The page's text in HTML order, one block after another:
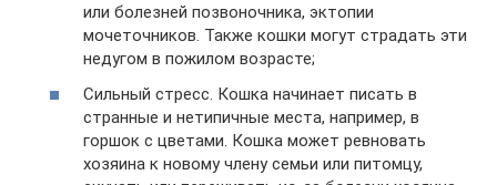
или болезней позвоночника, эктопии
мочеточников. Также кошки могут страдать эти
недугом в пожилом возрасте;
Сильный стресс. Кошка начинает писать в
странные и нетипичные места, например, в
горшок с цветами. Кошка может ревновать
хозяина к новому члену семьи или питомцу,